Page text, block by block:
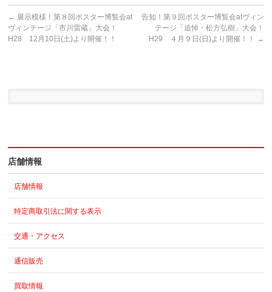
← 展示模様！第８回ポスター博覧会at
ヴィンテージ「市川雷蔵」大会！
H28 12月10日(土)より開催！！
告知！第９回ポスター博覧会atヴィン
テージ「追悼・松方弘樹」大会！
H29 ４月９日(日)より開催！！
→
店舗情報
店舗情報
特定商取引法に関する表示
交通・アクセス
通信販売
買取情報